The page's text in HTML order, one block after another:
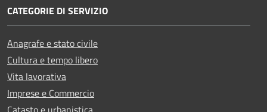
CATEGORIE DI SERVIZIO
Anagrafe e stato civile
Cultura e tempo libero
Vita lavorativa
Imprese e Commercio